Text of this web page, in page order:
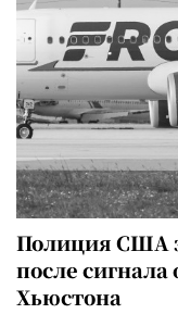
Полиция США
после сигнала
Хьюстона